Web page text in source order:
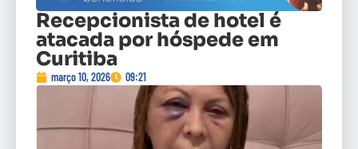
Recepcionista de hotel é
atacada por hóspede em
Curitiba
março 10, 2026 09:21